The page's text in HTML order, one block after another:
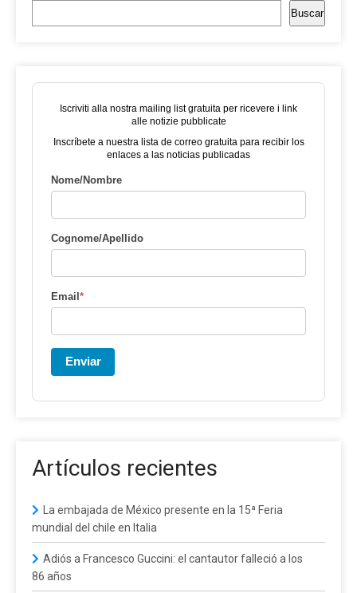
Buscar
Iscriviti alla nostra mailing list gratuita per ricevere i link
alle notizie pubblicate
Inscríbete a nuestra lista de correo gratuita para recibir los
enlaces a las noticias publicadas
Nome/Nombre
Cognome/Apellido
Email*
Enviar
Artículos recientes
La embajada de México presente en la 15ª Feria
mundial del chile en Italia
Adiós a Francesco Guccini: el cantautor falleció a los
86 años